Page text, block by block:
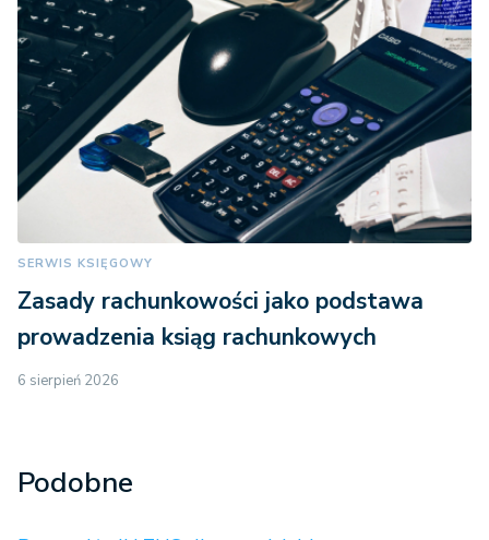
SERWIS KSIĘGOWY
Zasady rachunkowości jako podstawa
prowadzenia ksiąg rachunkowych
6 sierpień 2026
Podobne